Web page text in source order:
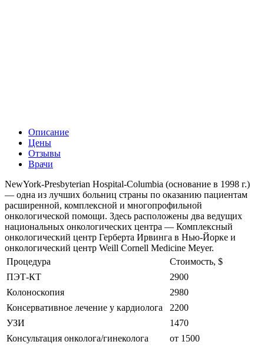
Описание
Цены
Отзывы
Врачи
NewYork-Presbyterian Hospital-Columbia (основание в 1998 г.)
— одна из лучших больниц страны по оказанию пациентам
расширенной, комплексной и многопрофильной
онкологической помощи. Здесь расположены два ведущих
национальных онкологических центра — Комплексный
онкологический центр Герберта Ирвинга в Нью-Йорке и
онкологический центр Weill Cornell Medicine Meyer.
Процедура
Стоимость, $
ПЭТ-КТ
2900
Колоноскопия
2980
Консервативное лечение у кардиолога
2200
УЗИ
1470
Консультация онколога/гинеколога
от 1500